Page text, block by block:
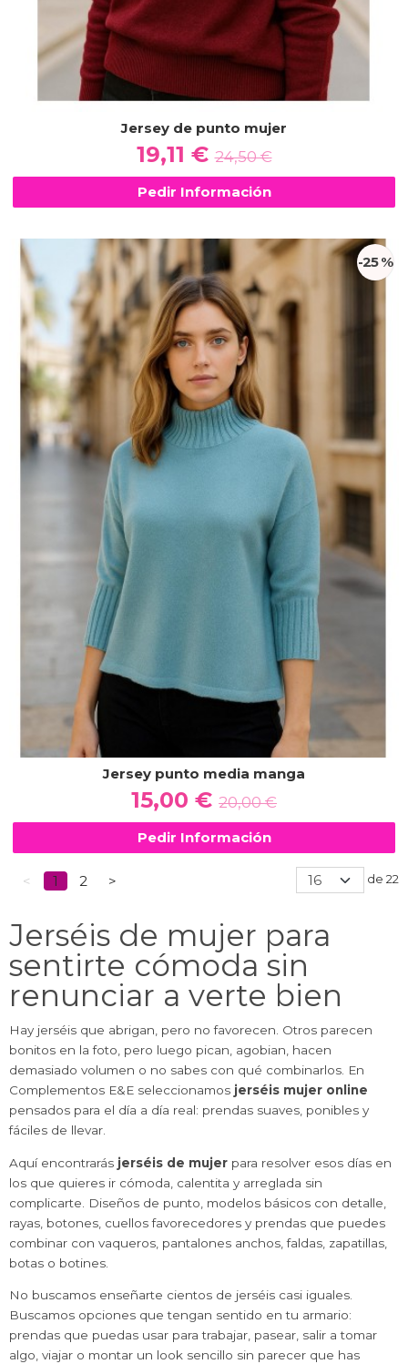
Jersey de punto mujer
19,11 €24,50 €
Pedir Información
-25 %
Jersey punto media manga
15,00 € 20,00 €
Pedir Información
< 1 2 > de 22
Jerséis de mujer para
sentirte cómoda sin
renunciar a verte bien
Hay jerséis que abrigan, pero no favorecen. Otros parecen
bonitos en la foto, pero luego pican, agobian, hacen
demasiado volumen o no sabes con qué combinarlos. En
Complementos E&E seleccionamos jerséis mujer online
pensados para el día a día real: prendas suaves, ponibles y
fáciles de llevar.
Aquí encontrarás jerséis de mujer para resolver esos días en
los que quieres ir cómoda, calentita y arreglada sin
complicarte. Diseños de punto, modelos básicos con detalle,
rayas, botones, cuellos favorecedores y prendas que puedes
combinar con vaqueros, pantalones anchos, faldas, zapatillas,
botas o botines.
No buscamos enseñarte cientos de jerséis casi iguales.
Buscamos opciones que tengan sentido en tu armario:
prendas que puedas usar para trabajar, pasear, salir a tomar
algo, viajar o montar un look sencillo sin parecer que has